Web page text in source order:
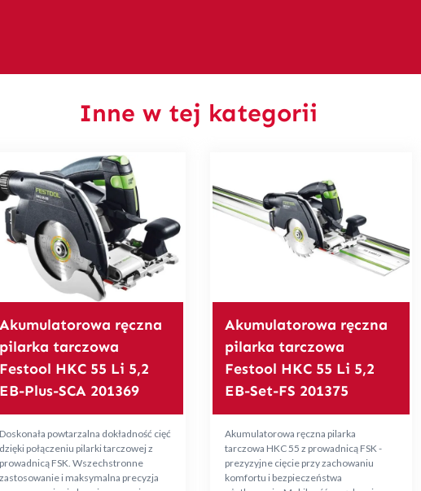
Inne w tej kategorii
Akumulatorowa ręczna
pilarka tarczowa
Festool HKC 55 Li 5,2
EB-Plus-SCA 201369
Doskonała powtarzalna dokładność cięć
dzięki połączeniu pilarki tarczowej z
prowadnicą FSK. Wszechstronne
zastosowanie i maksymalna precyzja
Akumulatorowa ręczna
pilarka tarczowa
Festool HKC 55 Li 5,2
EB-Set-FS 201375
Akumulatorowa ręczna pilarka
tarczowa HKC 55 z prowadnicą FSK -
prezyzyjne cięcie przy zachowaniu
komfortu i bezpieczeństwa